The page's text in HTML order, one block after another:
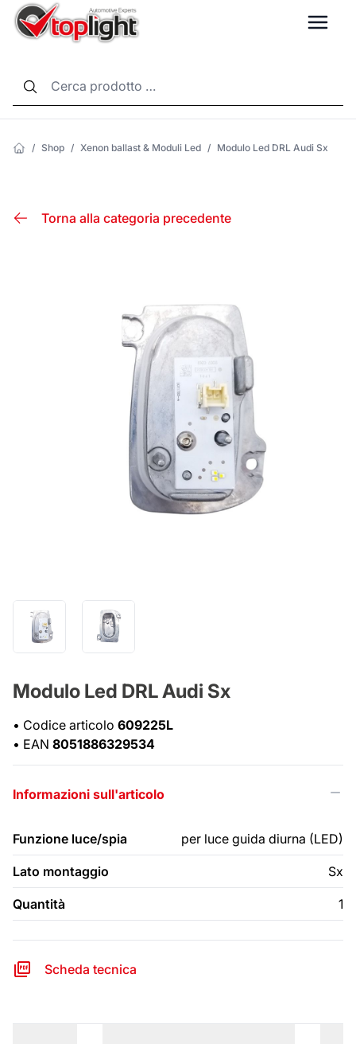
/ Shop / Xenon ballast & Moduli Led / Modulo Led DRL Audi Sx
Torna alla categoria precedente
Modulo Led DRL Audi Sx
• Codice articolo 609225L
• EAN 8051886329534
Informazioni sull'articolo
Funzione luce/spia per luce guida diurna (LED)
Lato montaggio Sx
Quantità 1
Scheda tecnica